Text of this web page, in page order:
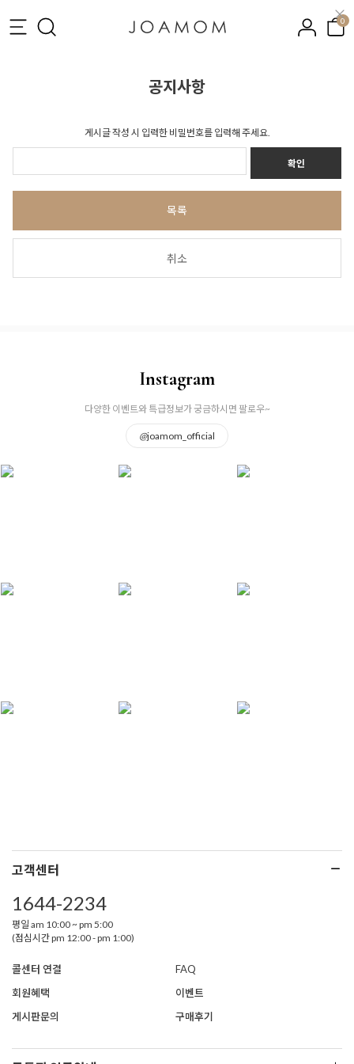
0
공지사항
게시글 작성 시 입력한 비밀번호를 입력해 주세요.
확인
목록
취소
Instagram
다양한 이벤트와 특급정보가 궁금하시면 팔로우~
@joamom_official
고객센터
1644-2234
평일 am 10:00 ~ pm 5:00
(점심시간 pm 12:00 - pm 1:00)
콜센터 연결
FAQ
회원혜택
이벤트
게시판문의
구매후기